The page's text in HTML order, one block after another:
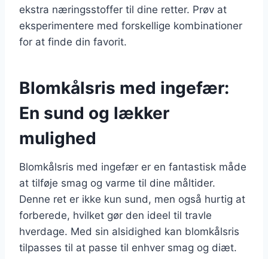
ekstra næringsstoffer til dine retter. Prøv at
eksperimentere med forskellige kombinationer
for at finde din favorit.
Blomkålsris med ingefær:
En sund og lækker
mulighed
Blomkålsris med ingefær er en fantastisk måde
at tilføje smag og varme til dine måltider.
Denne ret er ikke kun sund, men også hurtig at
forberede, hvilket gør den ideel til travle
hverdage. Med sin alsidighed kan blomkålsris
tilpasses til at passe til enhver smag og diæt.